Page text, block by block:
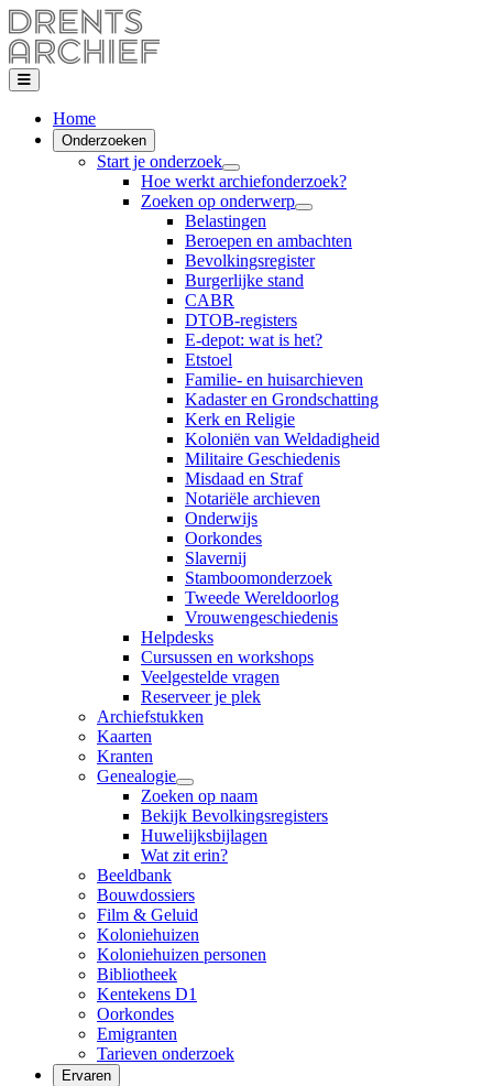
Home
Onderzoeken
Start je onderzoek
Hoe werkt archiefonderzoek?
Zoeken op onderwerp
Belastingen
Beroepen en ambachten
Bevolkingsregister
Burgerlijke stand
CABR
DTOB-registers
E-depot: wat is het?
Etstoel
Familie- en huisarchieven
Kadaster en Grondschatting
Kerk en Religie
Koloniën van Weldadigheid
Militaire Geschiedenis
Misdaad en Straf
Notariële archieven
Onderwijs
Oorkondes
Slavernij
Stamboomonderzoek
Tweede Wereldoorlog
Vrouwengeschiedenis
Helpdesks
Cursussen en workshops
Veelgestelde vragen
Reserveer je plek
Archiefstukken
Kaarten
Kranten
Genealogie
Zoeken op naam
Bekijk Bevolkingsregisters
Huwelijksbijlagen
Wat zit erin?
Beeldbank
Bouwdossiers
Film & Geluid
Koloniehuizen
Koloniehuizen personen
Bibliotheek
Kentekens D1
Oorkondes
Emigranten
Tarieven onderzoek
Ervaren